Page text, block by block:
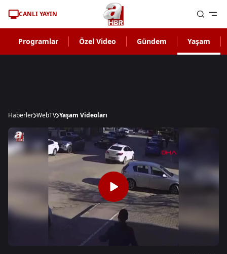
CANLI YAYIN
Programlar Özel Video Gündem Yaşam
Haberler WebTV Yaşam Videoları